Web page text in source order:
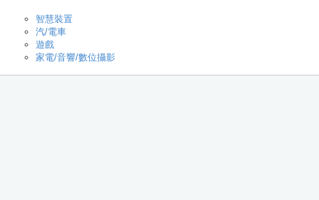
智慧裝置
汽/電車
遊戲
家電/音響/數位攝影